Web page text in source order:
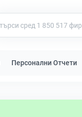
Персонални Отчети